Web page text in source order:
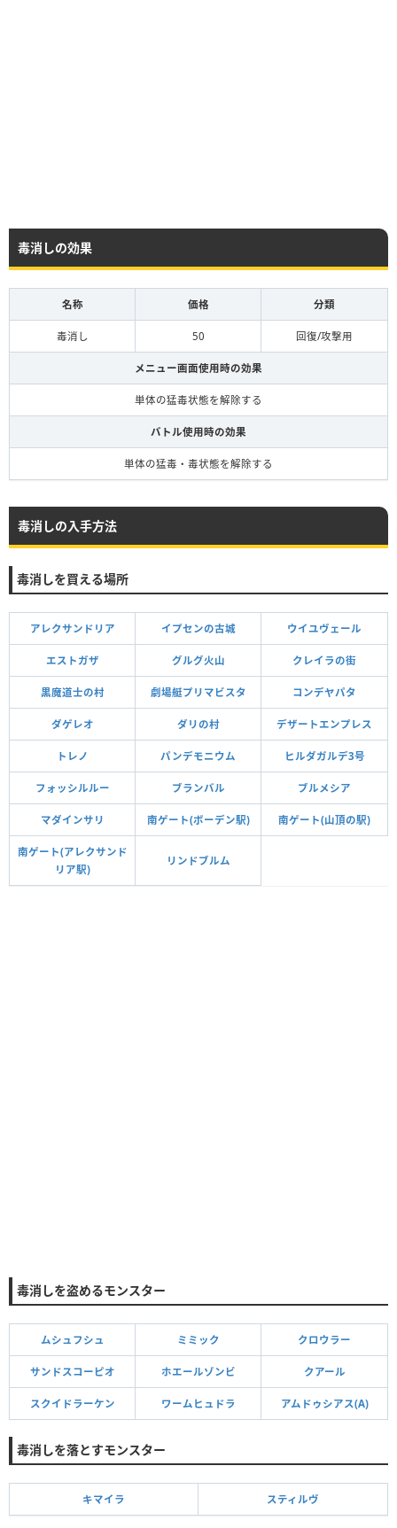
毒消しの効果
名称 価格 分類
毒消し 50 回復/攻撃用
メニュー画面使用時の効果
単体の猛毒状態を解除する
バトル使用時の効果
単体の猛毒・毒状態を解除する
毒消しの入手方法
毒消しを買える場所
アレクサンドリア イプセンの古城 ウイユヴェール
エストガザ グルグ火山 クレイラの街
黒魔道士の村 劇場艇プリマビスタ コンデヤパタ
ダゲレオ ダリの村 デザートエンプレス
トレノ パンデモニウム ヒルダガルデ3号
フォッシルルー ブランバル ブルメシア
マダインサリ 南ゲート(ボーデン駅) 南ゲート(山頂の駅)
南ゲート(アレクサンド
リア駅)
リンドブルム
毒消しを盗めるモンスター
ムシュフシュ ミミック クロウラー
サンドスコーピオ ホエールゾンビ クアール
スクイドラーケン ワームヒュドラ アムドゥシアス(A)
毒消しを落とすモンスター
キマイラ スティルヴ